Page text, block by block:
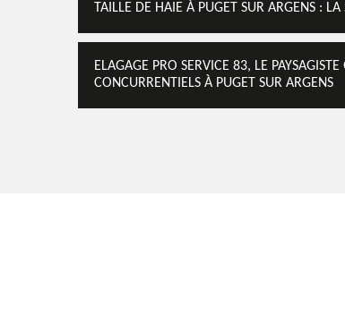
TAILLE DE HAIE À PUGET SUR ARGENS :
ELAGAGE PRO SERVICE 83, LE
CONCURRENTIELS À PUGET SUR ARGENS